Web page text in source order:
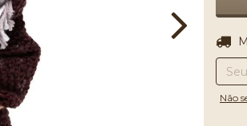
Não